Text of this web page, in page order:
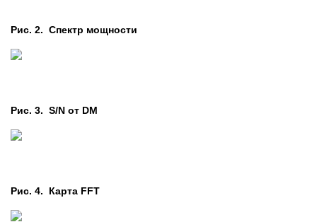
Рис. 2. Cпектр мощности
Рис. 3. S/N от DM
Рис. 4. Карта FFT